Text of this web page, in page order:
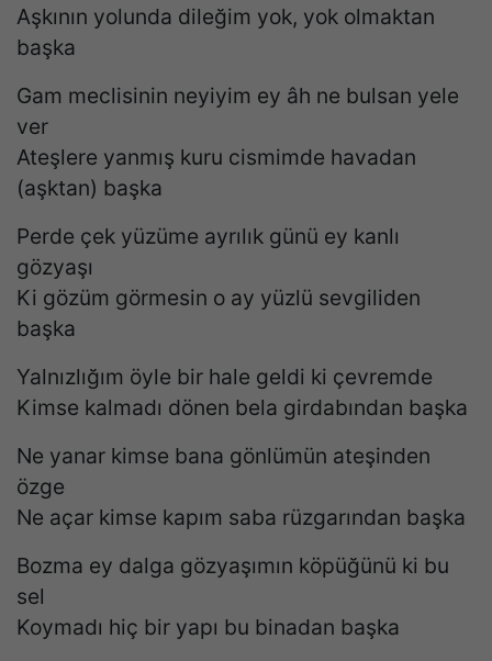
Aşkının yolunda dileğim yok, yok olmaktan
başka
Gam meclisinin neyiyim ey âh ne bulsan yele
ver
Ateşlere yanmış kuru cismimde havadan
(aşktan) başka
Perde çek yüzüme ayrılık günü ey kanlı
gözyaşı
Ki gözüm görmesin o ay yüzlü sevgiliden
başka
Yalnızlığım öyle bir hale geldi ki çevremde
Kimse kalmadı dönen bela girdabından başka
Ne yanar kimse bana gönlümün ateşinden
özge
Ne açar kimse kapım saba rüzgarından başka
Bozma ey dalga gözyaşımın köpüğünü ki bu
sel
Koymadı hiç bir yapı bu binadan başka